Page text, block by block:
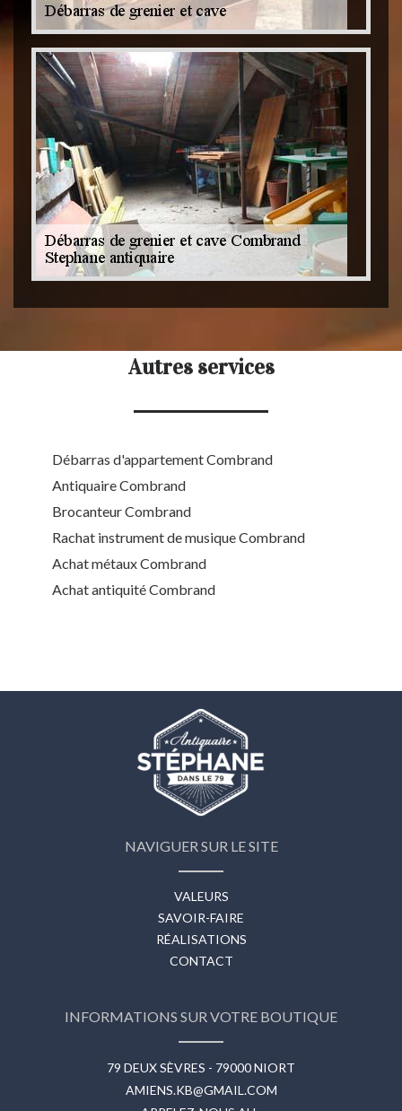
Autres services
Débarras d'appartement Combrand
Antiquaire Combrand
Brocanteur Combrand
Rachat instrument de musique Combrand
Achat métaux Combrand
Achat antiquité Combrand
NAVIGUER SUR LE SITE
VALEURS
SAVOIR-FAIRE
RÉALISATIONS
CONTACT
INFORMATIONS SUR VOTRE BOUTIQUE
79 DEUX SÈVRES - 79000 NIORT
AMIENS.KB@GMAIL.COM